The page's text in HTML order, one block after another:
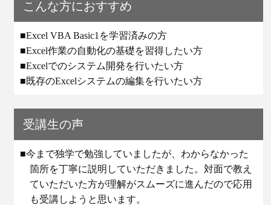
こんな方におすすめ
■Excel VBA Basic1を学習済みの方
■Excel作業の自動化の基礎を習得したい方
■Excelでのシステム開発を行いたい方
■既存のExcelシステムの編集を行いたい方
受講生の声
■今まで独学で勉強していましたが、わからなかった
箇所を丁寧に説明していただきました。対面で教え
ていただいた方が理解がスムーズに進んだので応用
も受講しようと思います。